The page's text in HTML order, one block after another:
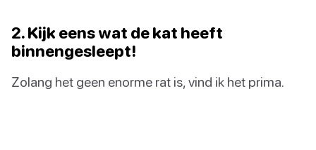
2. Kijk eens wat de kat heeft
binnengesleept!
Zolang het geen enorme rat is, vind ik het prima.